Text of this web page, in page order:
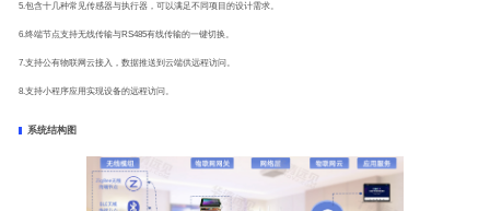
5.包含十几种常见传感器与执行器，可以满足不同项目的设计需求。
6.终端节点支持无线传输与RS485有线传输的一键切换。
7.支持公有物联网云接入，数据推送到云端供远程访问。
8.支持小程序应用实现设备的远程访问。
系统结构图